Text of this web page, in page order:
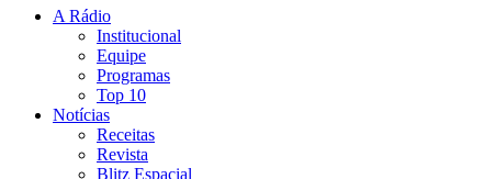
A Rádio
Institucional
Equipe
Programas
Top 10
Notícias
Receitas
Revista
Blitz Espacial